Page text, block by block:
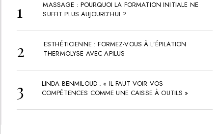
MASSAGE : POURQUOI LA FORMATION INITIALE NE
SUFFIT PLUS AUJOURD’HUI ?
ESTHÉTICIENNE : FORMEZ-VOUS À L’ÉPILATION
THERMOLYSE AVEC APILUS
LINDA BENMILOUD : « IL FAUT VOIR VOS
COMPÉTENCES COMME UNE CAISSE À OUTILS »